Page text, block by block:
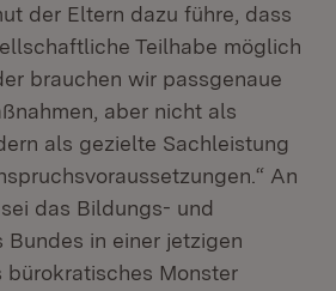
der Eltern dazu führe, dass
Teilhabe möglich
brauchen wir passgenaue
aber nicht als
als gezielte Sachleistung
An
das Bildungs- und
Bundes in einer jetzigen
Monster